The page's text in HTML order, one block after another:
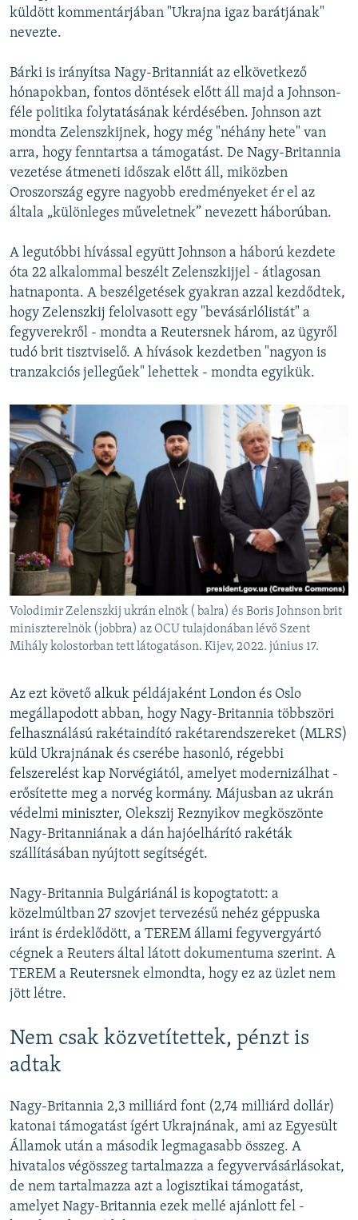
küldött kommentárjában "Ukrajna igaz barátjának"
nevezte.
Bárki is irányítsa Nagy-Britanniát az elkövetkező
hónapokban, fontos döntések előtt áll majd a Johnson-
féle politika folytatásának kérdésében. Johnson azt
mondta Zelenszkijnek, hogy még "néhány hete" van
arra, hogy fenntartsa a támogatást. De Nagy-Britannia
vezetése átmeneti időszak előtt áll, miközben
Oroszország egyre nagyobb eredményeket ér el az
általa „különleges műveletnek” nevezett háborúban.
A legutóbbi hívással együtt Johnson a háború kezdete
óta 22 alkalommal beszélt Zelenszkijjel - átlagosan
hatnaponta. A beszélgetések gyakran azzal kezdődtek,
hogy Zelenszkij felolvasott egy "bevásárlólistát" a
fegyverekről - mondta a Reutersnek három, az ügyről
tudó brit tisztviselő. A hívások kezdetben "nagyon is
tranzakciós jellegűek" lehettek - mondta egyikük.
Volodimir Zelenszkij ukrán elnök ( balra) és Boris Johnson brit
miniszterelnök (jobbra) az OCU tulajdonában lévő Szent
Mihály kolostorban tett látogatáson. Kijev, 2022. június 17.
Az ezt követő alkuk példájaként London és Oslo
megállapodott abban, hogy Nagy-Britannia többszöri
felhasználású rakétaindító rakétarendszereket (MLRS)
küld Ukrajnának és cserébe hasonló, régebbi
felszerelést kap Norvégiától, amelyet modernizálhat -
erősítette meg a norvég kormány. Májusban az ukrán
védelmi miniszter, Olekszij Reznyikov megköszönte
Nagy-Britanniának a dán hajóelhárító rakéták
szállításában nyújtott segítségét.
Nagy-Britannia Bulgáriánál is kopogtatott: a
közelmúltban 27 szovjet tervezésű nehéz géppuska
iránt is érdeklődött, a TEREM állami fegyvergyártó
cégnek a Reuters által látott dokumentuma szerint. A
TEREM a Reutersnek elmondta, hogy ez az üzlet nem
jött létre.
Nem csak közvetítettek, pénzt is
adtak
Nagy-Britannia 2,3 milliárd font (2,74 milliárd dollár)
katonai támogatást ígért Ukrajnának, ami az Egyesült
Államok után a második legmagasabb összeg. A
hivatalos végösszeg tartalmazza a fegyvervásárlásokat,
de nem tartalmazza azt a logisztikai támogatást,
amelyet Nagy-Britannia ezek mellé ajánlott fel -